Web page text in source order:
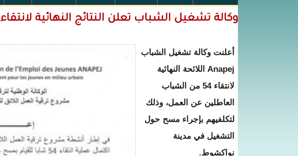
الفيس بوك
وكالة تشغيل الشباب تعلن النتائج النهائية لانتقاء 54 من الشباب العاطلين
أعلنت وكالة تشغيل الشباب
Anapej اللائحة النهائية
لانتقاء 54 من الشباب
العاطلين عن العمل، وذلك
لتكلفيهم بإجراء مسح حول
التشغيل في مدينة
نواكشوط.